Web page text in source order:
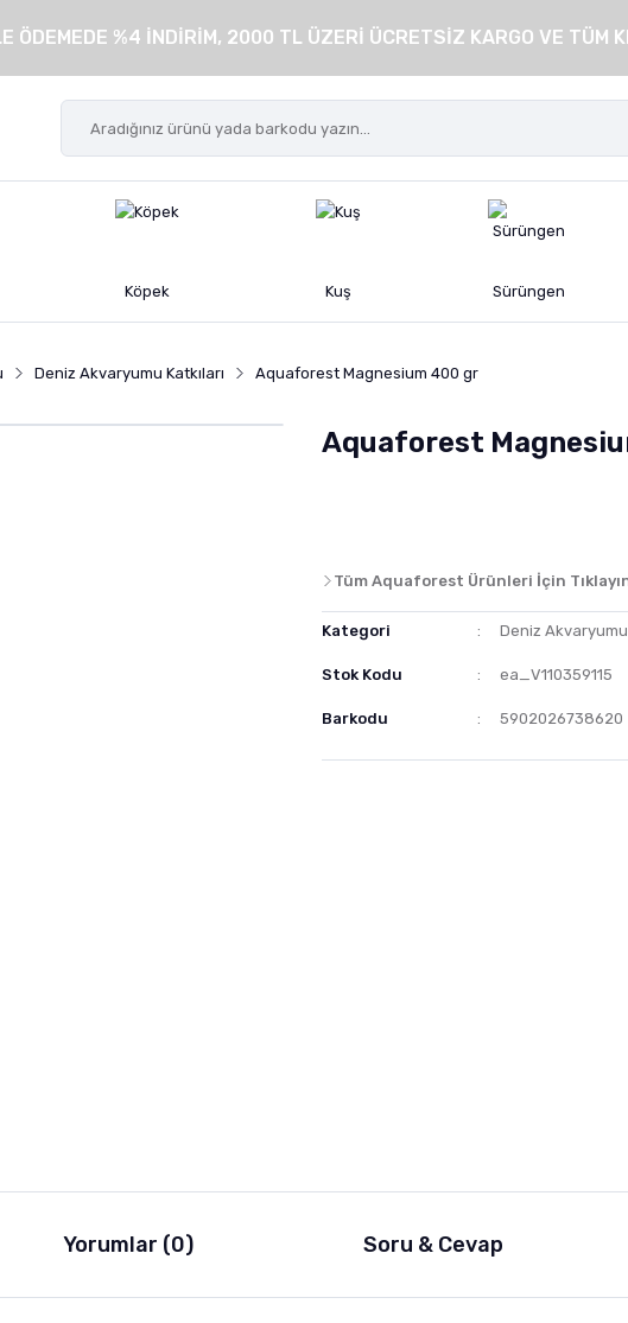
ÖDEMEDE %4 İNDİRİM, 2000 TL ÜZERİ ÜCRETSİZ KARGO VE TÜM
Köpek Kuş Sürüngen
Deniz Akvaryumu Katkıları Aquaforest Magnesium 400 gr
Aquaforest
Tüm Aquaforest Ürünleri İçin
Kategori Deniz Akvaryumu
Stok Kodu ea_V110359115
Barkodu 5902026738620
Yorumlar (0) Soru & Cevap